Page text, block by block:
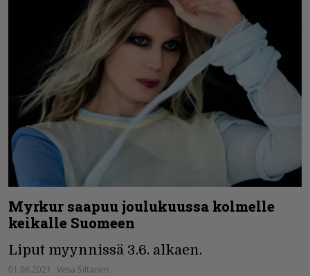
Myrkur saapuu joulukuussa kolmelle
keikalle Suomeen
Liput myynnissä 3.6. alkaen.
01.06.2021 Vesa Siltanen